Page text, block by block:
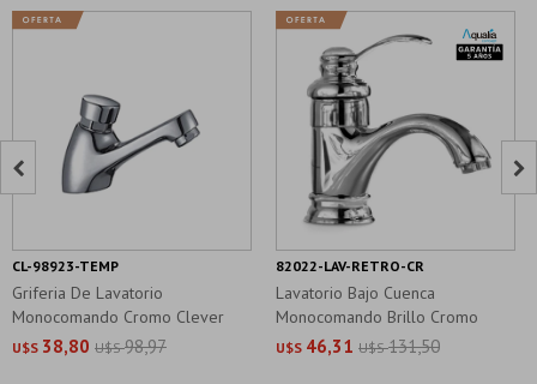
Griferia De Lavatorio
Monocomando Cromo Clever
U$S 38,80 U$S 98,97
CL-98923-TEMP
Lavatorio Bajo Cuenca
Monocomando Brillo Cromo
Linea Kiel
U$S 46,31 U$S 131,50
82022-LAV-RETRO-CR
 